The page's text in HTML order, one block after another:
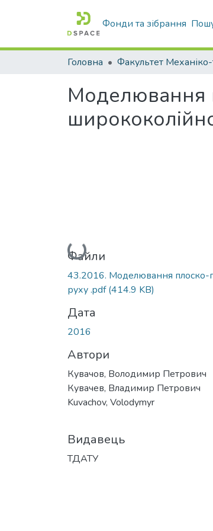
Фонди та зібрання
Головна
Моделювання
Вантажиться...
Файли
43.2016. Моделювання плоско-
руху .pdf(414.9 KB)
Дата
2016
Автори
Кувачов, Володимир Петрович
Кувачев, Владимир Петрович
Kuvachov, Volodymyr
Видавець
ТДАТУ